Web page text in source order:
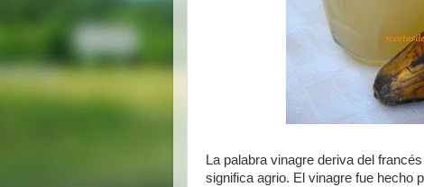
La palabra vinagre deriva del
significa agrio. El vinagre fue hecho